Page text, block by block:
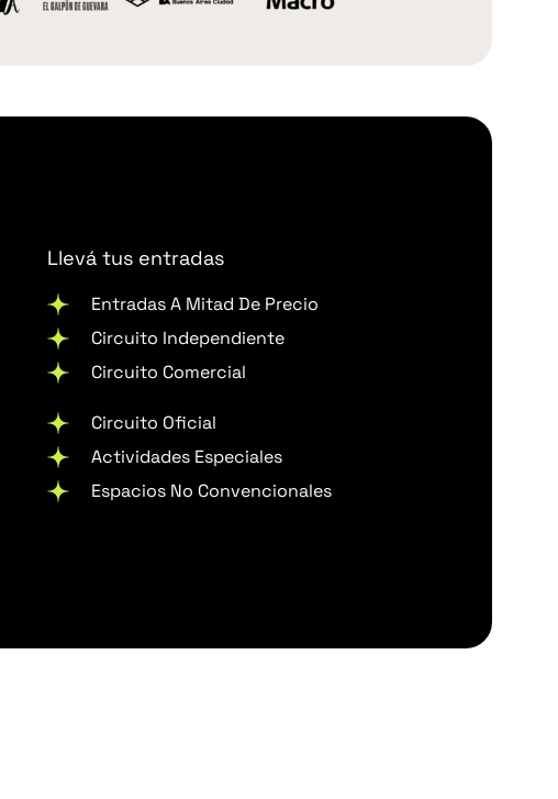
Llevá tus entradas
Entradas A Mitad De Precio
Circuito Independiente
Circuito Comercial
Circuito Oficial
Actividades Especiales
Espacios No Convencionales